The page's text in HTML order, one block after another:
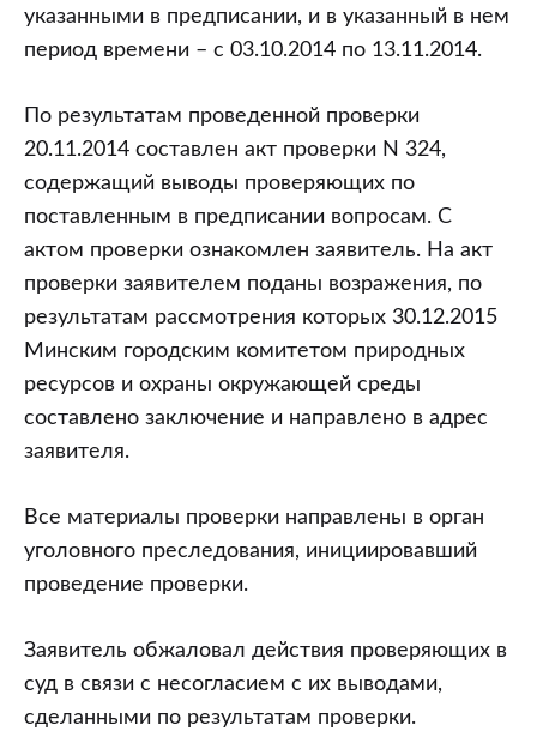
указанными в предписании, и в указанный в нем
период времени – с 03.10.2014 по 13.11.2014.
По результатам проведенной проверки
20.11.2014 составлен акт проверки N 324,
содержащий выводы проверяющих по
поставленным в предписании вопросам. С
актом проверки ознакомлен заявитель. На акт
проверки заявителем поданы возражения, по
результатам рассмотрения которых 30.12.2015
Минским городским комитетом природных
ресурсов и охраны окружающей среды
составлено заключение и направлено в адрес
заявителя.
Все материалы проверки направлены в орган
уголовного преследования, инициировавший
проведение проверки.
Заявитель обжаловал действия проверяющих в
суд в связи с несогласием с их выводами,
сделанными по результатам проверки.